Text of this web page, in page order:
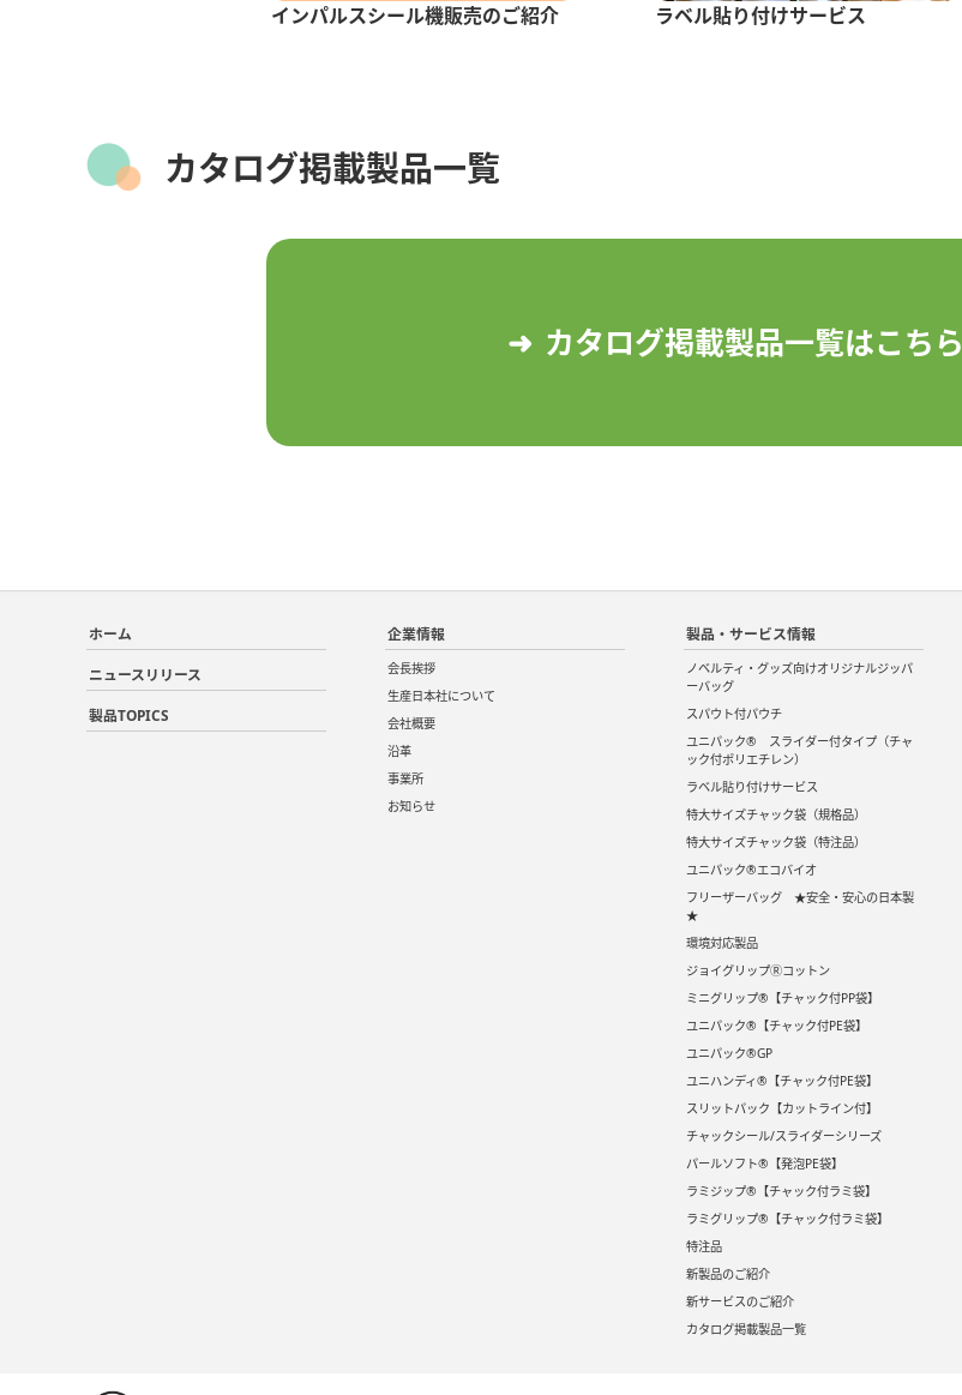
インパルスシール機販売のご紹介 ラベル貼り付けサービス
カタログ掲載製品一覧
カタログ掲載製品一覧はこちら
ホーム
ニュースリリース
製品TOPICS
企業情報
会長挨拶
生産日本社について
会社概要
沿革
事業所
お知らせ
製品・サービス情報
ノベルティ・グッズ向けオリジナルジッパ
ーバッグ
スパウト付パウチ
ユニパック® スライダー付タイプ（チャ
ック付ポリエチレン）
ラベル貼り付けサービス
特大サイズチャック袋（規格品）
特大サイズチャック袋（特注品）
ユニパック®エコバイオ
フリーザーバッグ ★安全・安心の日本製
★
環境対応製品
ジョイグリップⓇコットン
ミニグリップ®【チャック付PP袋】
ユニパック®【チャック付PE袋】
ユニパック®GP
ユニハンディ®【チャック付PE袋】
スリットパック【カットライン付】
チャックシール/スライダーシリーズ
パールソフト®【発泡PE袋】
ラミジップ®【チャック付ラミ袋】
ラミグリップ®【チャック付ラミ袋】
特注品
新製品のご紹介
新サービスのご紹介
カタログ掲載製品一覧